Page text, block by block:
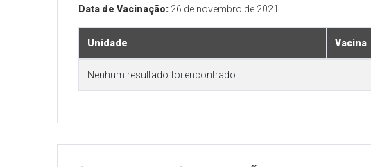
Data de Vacinação: 26 de novembro de 2021
Unidade Vacina
Nenhum resultado foi encontrado.